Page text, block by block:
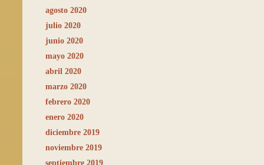
agosto 2020
julio 2020
junio 2020
mayo 2020
abril 2020
marzo 2020
febrero 2020
enero 2020
diciembre 2019
noviembre 2019
septiembre 2019